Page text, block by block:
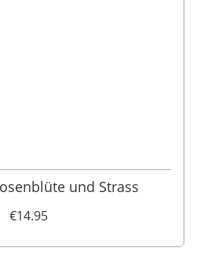
und Strass
€14.95